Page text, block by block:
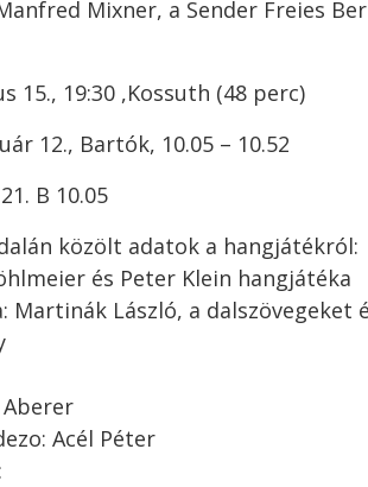
Mixner, a Sender Freies
15., 19:30 ,Kossuth (48 perc)
12., Bartók, 10.05 – 10.52
B 10.05
közölt adatok a hangjátékról:
és Peter Klein hangjátéka
Martinák László, a dalszövegeket
Aberer
Acél Péter